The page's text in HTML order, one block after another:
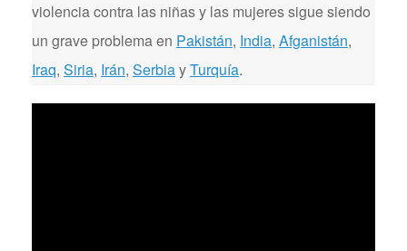
violencia contra las niñas y las mujeres sigue siendo
un grave problema en Pakistán, India, Afganistán,
Iraq, Siria, Irán, SerbiayTurquía.